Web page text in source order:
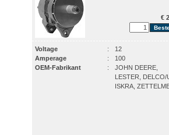
€
Voltage :
12
Amperage
:
100
OEM-Fabrikant
:
JOHN DEERE,
LESTER, DELCO/
ISKRA,